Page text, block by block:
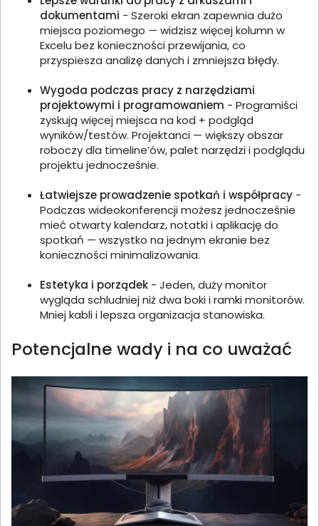
dokumentami - Szeroki ekran zapewnia dużo
miejsca poziomego — widzisz więcej kolumn w
Excelu bez konieczności przewijania, co
przyspiesza analizę danych i zmniejsza błędy.
Wygoda podczas pracy z narzędziami
projektowymi i programowaniem - Programiści
zyskują więcej miejsca na kod + podgląd
wyników/testów. Projektanci — większy obszar
roboczy dla timeline’ów, palet narzędzi i podglądu
projektu jednocześnie.
Łatwiejsze prowadzenie spotkań i współpracy -
Podczas wideokonferencji możesz jednocześnie
mieć otwarty kalendarz, notatki i aplikację do
spotkań — wszystko na jednym ekranie bez
konieczności minimalizowania.
Estetyka i porządek - Jeden, duży monitor
wygląda schludniej niż dwa boki i ramki monitorów.
Mniej kabli i lepsza organizacja stanowiska.
Potencjalne wady i na co uważać